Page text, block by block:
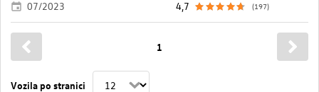
07/2023
4,7
(197)
Vozila po stranici
1